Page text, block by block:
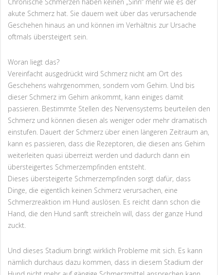
akute Schmerz hat. Sie dauern weit über das verursachende
Geschehen hinaus an und können im Verhältnis zur Ursache
oftmals übersteigert sein.
Woran liegt das?
Vereinfacht ausgedrückt wird Schmerz nicht am Ort des
Geschehens wahrgenommen, sondern vom Gehirn. Und bis
dieser Schmerz im Gehirn ankommt, kann einiges damit
passieren. Bestimmte Stellen des Nervensystems beurteilen den
Schmerz und können diesen als weniger oder mehr dramatisch
einstufen. Dauert der Schmerz über einen längeren Zeitraum an,
kann es passieren, dass die Rezeptoren, die diesen ans Gehirn
weiterleiten quasi überreizt werden und dadurch dann ein
übersteigertes Schmerzempfinden entsteht.
Dieses übersteigerte Schmerzempfinden sorgt dafür, dass
Dinge, die eigentlich keinen Schmerz verursachen, eine
Schmerzreaktion im Hund auslösen. Es reicht dann schon die
Hand, die den Hund sanft streicheln will, dass der ganze Hund
zuckt.
Und dieses Stadium bringt wirklich Probleme mit sich. Es kann
nämlich durchaus dazu kommen, dass in diesem Stadium der